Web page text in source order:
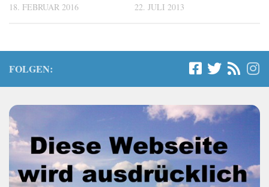
18. FEBRUAR 2016 22. JULI 2013
FOLGEN: